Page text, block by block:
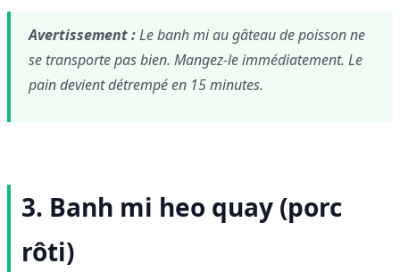
Avertissement :Le banh mi au gâteau de poisson ne
se transporte pas bien. Mangez-le immédiatement. Le
pain devient détrempé en 15 minutes.
3. Banh mi heo quay (porc
rôti)